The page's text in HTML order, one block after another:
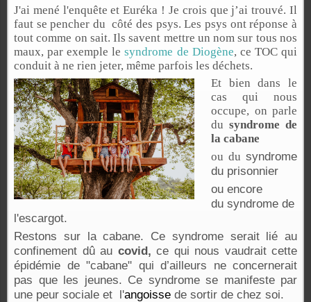
J'ai mené l'enquête et Euréka ! Je crois que j’ai trouvé. Il
faut se pencher du côté des psys. Les psys ont réponse à
tout comme on sait. Ils savent mettre un nom sur tous nos
maux, par exemple lesyndrome de Diogène, ce TOC qui
conduit à ne rien jeter, même parfois les déchets.
Et bien dans le
cas qui nous
occupe, on parle
dusyndrome de
la cabane
ou du syndrome
du prisonnier
ou encore
du syndrome de
l'escargot.
Restons sur la cabane. Ce syndrome serait lié au
confinement dû au covid, ce qui nous vaudrait cette
épidémie de "cabane" qui d’ailleurs ne concernerait
pas que les jeunes. Ce syndrome se manifeste par
une peur sociale et l'angoisse de sortir de chez soi.